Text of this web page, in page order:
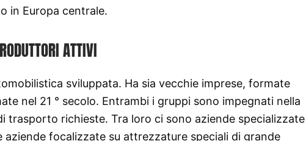
in Europa centrale.
ATTIVI
sviluppata. Ha sia vecchie imprese, formate
nel 21 ° secolo. Entrambi i gruppi sono impegnati nella
trasporto richieste. Tra loro ci sono aziende specializzate
focalizzate su attrezzature speciali di grande